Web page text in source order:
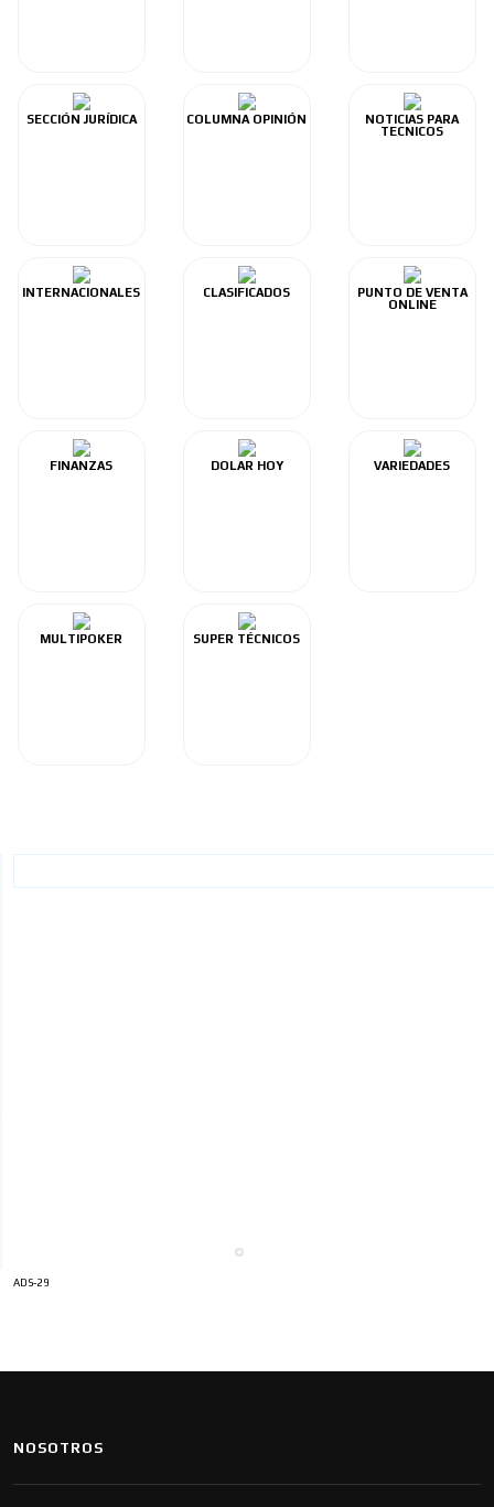
SECCIÓN JURÍDICA COLUMNA OPINIÓN
NOTICIAS PARA
TECNICOS
INTERNACIONALES CLASIFICADOS
PUNTO DE VENTA
ONLINE
FINANZAS DOLAR HOY VARIEDADES
MULTIPOKER SUPER TÉCNICOS
ADS-29
NOSOTROS